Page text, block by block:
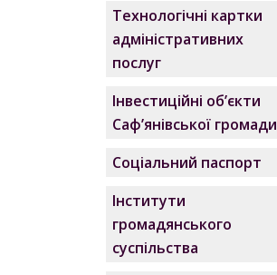
Технологічні картки
адміністративних
послуг
Інвестиційні об’єкти
Саф’янівської громади
Соціальний паспорт
Інститути
громадянського
суспільства